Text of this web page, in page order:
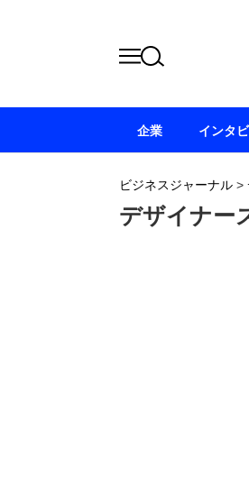
ビジネスジャーナル >
デザイナー
企業 インタ